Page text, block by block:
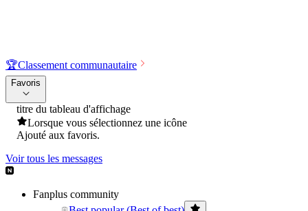
🏆Classement communautaire
Favoris
titre du tableau d'affichage
Lorsque vous sélectionnez une icône
Ajouté aux favoris.
Voir tous les messages
Fanplus community